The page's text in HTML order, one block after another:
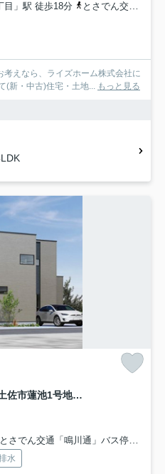
目」駅 徒歩18分
とさでん交通「城山町（高知県）」バス停下車 徒歩5分
えなら、ライズホーム株式会社に
(新・中古)住宅・土地... もっと見る
「マルナカ土佐店が目の前」土佐市蓮池1号地 新築一戸建て
とさでん交通「鳴川通」バス停下車 徒歩1分
水